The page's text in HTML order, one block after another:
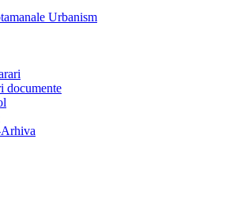
Urbanism
documente
Arhiva